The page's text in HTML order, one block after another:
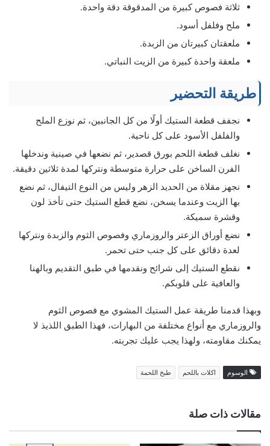
ثلاثة فصوص كبيرة من المدقوقة دقة واحدة.
ملح وفلفل أسود.
ملعقتان كبيرتان من الزبدة.
ملعقة واحدة كبيرة من الزيت النباتي.
طريقة التحضير
نجفف قطعة الستيك أولًا من كل الجانبين، ثم نوزع الملح
والفلفل الأسود على كل ناحية.
نغلف قطعة اللحم بورق قصدير، ثم نضعها في صينية وندخلها
الفرن الساخن على حرارة متوسطة ونتركها لمدة ثلاثين دقيقة.
نجهز مقلاة من الحديد الزهر وليس من النوع التيفال، ثم نضع
بها الزيت وعندما يسخن، نضع قطع الستيك حتى تأخذ لون
وقشرة سميكة.
نضع أوراق الزعتر والروزماري وفصوص الثوم والزبدة ونتركها
لعدة دقائق على كل جنب حتى تحمر.
نقطع الستيك إلى شرائح ونقدمها في طبق التقديم وبالهنا
والعافية على قلوبكم.
وبهذا قدمنا طريقة عمل الستيك المشوي مع فصوص الثوم
والروزماري مع أنواع مختلفة من البهارات، فهذا الطبق اللذيذ لا
يمكنك مقاومته، ولهذا يجب عليك تجربته.
الوسوم اكلات باللحم طبخ اللحمة
مقالات ذات صلة